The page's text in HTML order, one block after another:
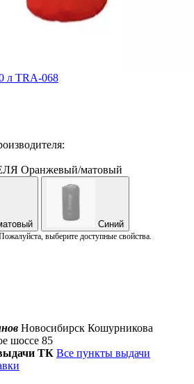
Оранжевый/матовый
Синий
выберите доступные свойства.
Новосибирск Кошурникова
шоссе 85
ТК Все пункты выдачи